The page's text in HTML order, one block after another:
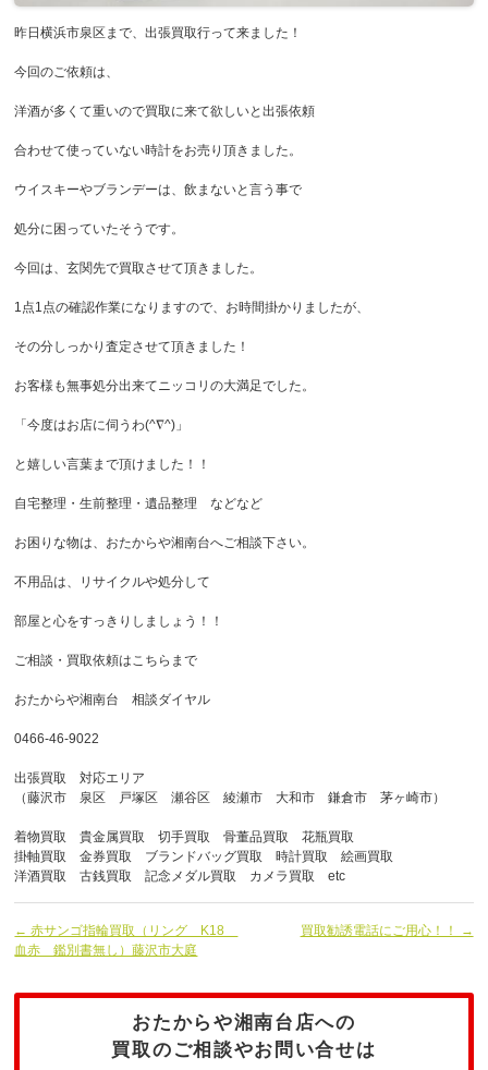
昨日横浜市泉区まで、出張買取行って来ました！
今回のご依頼は、
洋酒が多くて重いので買取に来て欲しいと出張依頼
合わせて使っていない時計をお売り頂きました。
ウイスキーやブランデーは、飲まないと言う事で
処分に困っていたそうです。
今回は、玄関先で買取させて頂きました。
1点1点の確認作業になりますので、お時間掛かりましたが、
その分しっかり査定させて頂きました！
お客様も無事処分出来てニッコリの大満足でした。
「今度はお店に伺うわ(^∇^)」
と嬉しい言葉まで頂けました！！
自宅整理・生前整理・遺品整理 などなど
お困りな物は、おたからや湘南台へご相談下さい。
不用品は、リサイクルや処分して
部屋と心をすっきりしましょう！！
ご相談・買取依頼はこちらまで
おたからや湘南台 相談ダイヤル
0466-46-9022
出張買取 対応エリア
（藤沢市 泉区 戸塚区 瀬谷区 綾瀬市 大和市 鎌倉市 茅ヶ崎市）
着物買取 貴金属買取 切手買取 骨董品買取 花瓶買取
掛軸買取 金券買取 ブランドバッグ買取 時計買取 絵画買取
洋酒買取 古銭買取 記念メダル買取 カメラ買取 etc
← 赤サンゴ指輪買取（リング K18
血赤 鑑別書無し）藤沢市大庭
買取勧誘電話にご用心！！ →
おたからや湘南台店への
買取のご相談やお問い合せは